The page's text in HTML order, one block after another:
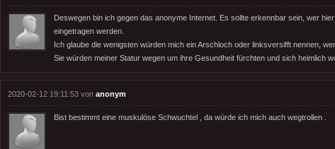
Deswegen bin ich gegen das anonyme Internet. Es sollte erkennbar sein, wer
eingetragen werden.
Ich glaube die wenigsten würden mich ein Arschloch oder linksversifft nennen,
Sie würden meiner Statur wegen um ihre Gesundheit fürchten und sich heimlich
2020-02-12 19:11:53 von anonym
Bist bestimmt eine muskulöse Schwuchtel , da würde ich mich auch wegtrollen .